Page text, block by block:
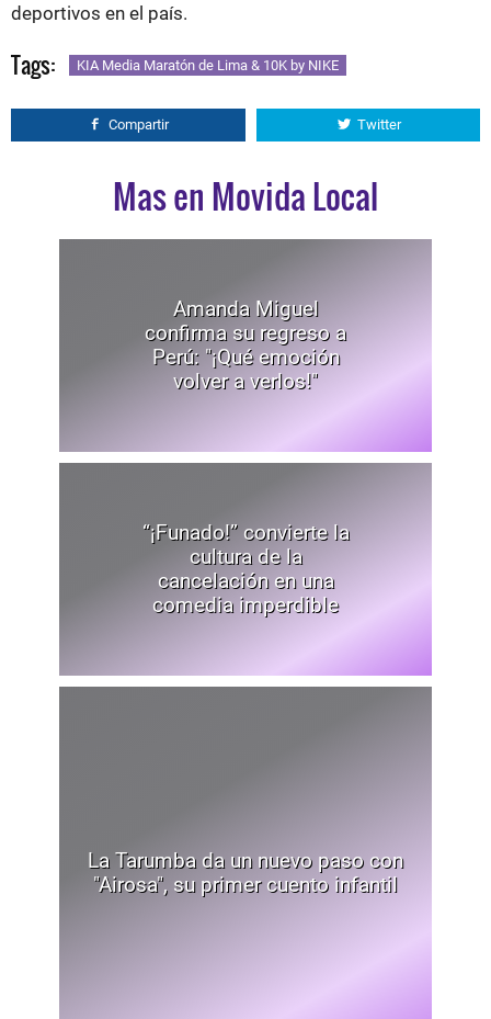
deportivos en el país.
Tags: KIA Media Maratón de Lima & 10K by NIKE
Compartir Twitter
Mas en Movida Local
Amanda Miguel
confirma su regreso a
Perú: "¡Qué emoción
volver a verlos!"
“¡Funado!” convierte la
cultura de la
cancelación en una
comedia imperdible
La Tarumba da un nuevo paso con
"Airosa", su primer cuento infantil